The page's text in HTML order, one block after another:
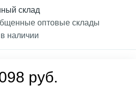
склад
оптовые склады
наличии
руб.